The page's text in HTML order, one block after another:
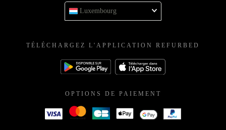
Luxembourg
TÉLÉCHARGEZ L'APPLICATION REFURBED
OPTIONS DE PAIEMENT